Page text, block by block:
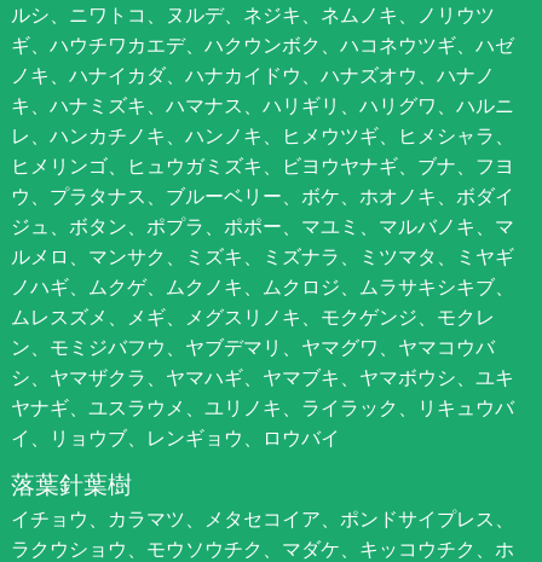
ルシ、ニワトコ、ヌルデ、ネジキ、ネムノキ、ノリウツ
ギ、ハウチワカエデ、ハクウンボク、ハコネウツギ、ハゼ
ノキ、ハナイカダ、ハナカイドウ、ハナズオウ、ハナノ
キ、ハナミズキ、ハマナス、ハリギリ、ハリグワ、ハルニ
レ、ハンカチノキ、ハンノキ、ヒメウツギ、ヒメシャラ、
ヒメリンゴ、ヒュウガミズキ、ビヨウヤナギ、ブナ、フヨ
ウ、プラタナス、ブルーベリー、ボケ、ホオノキ、ボダイ
ジュ、ボタン、ポプラ、ポポー、マユミ、マルバノキ、マ
ルメロ、マンサク、ミズキ、ミズナラ、ミツマタ、ミヤギ
ノハギ、ムクゲ、ムクノキ、ムクロジ、ムラサキシキブ、
ムレスズメ、メギ、メグスリノキ、モクゲンジ、モクレ
ン、モミジバフウ、ヤブデマリ、ヤマグワ、ヤマコウバ
シ、ヤマザクラ、ヤマハギ、ヤマブキ、ヤマボウシ、ユキ
ヤナギ、ユスラウメ、ユリノキ、ライラック、リキュウバ
イ、リョウブ、レンギョウ、ロウバイ
落葉針葉樹
イチョウ、カラマツ、メタセコイア、ポンドサイプレス、
ラクウショウ、モウソウチク、マダケ、キッコウチク、ホ